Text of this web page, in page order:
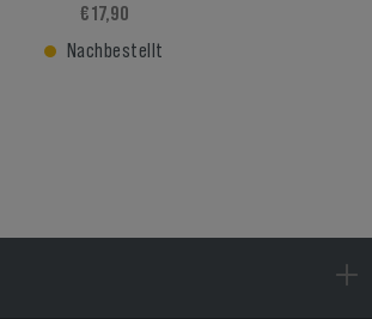
€ 17,90
Nachbestellt